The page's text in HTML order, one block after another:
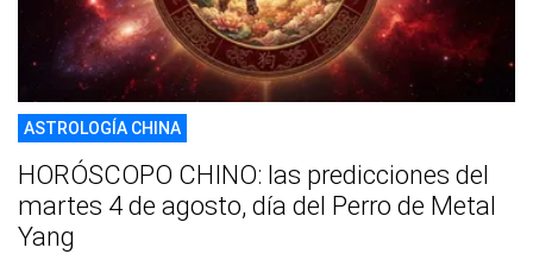
ASTROLOGÍA CHINA
HORÓSCOPO CHINO: las predicciones del
martes 4 de agosto, día del Perro de Metal
Yang